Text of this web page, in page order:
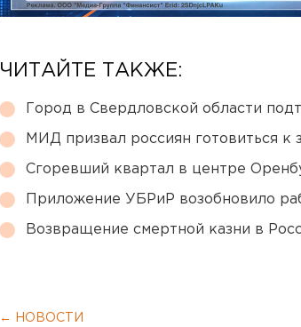
ЧИТАЙТЕ ТАКЖЕ:
Город в Свердловской области
МИД призвал россиян готовиться к
Сгоревший квартал в центре
Приложение УБРиР возобновило
Возвращение смертной казни в
← НОВОСТИ